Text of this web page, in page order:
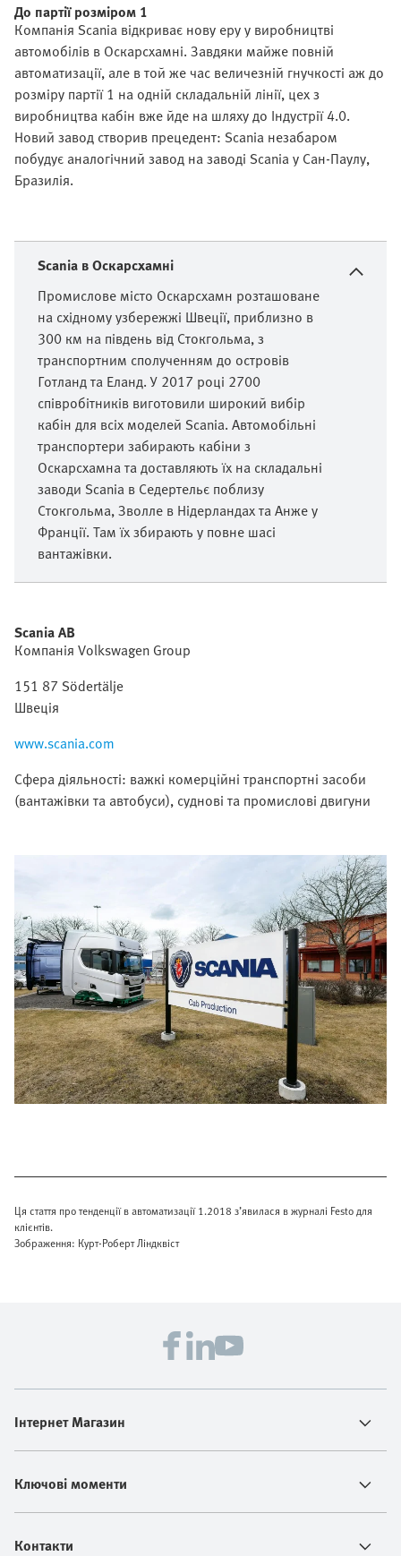
До партії розміром 1
Компанія Scania відкриває нову еру у виробництві
автомобілів в Оскарсхамні. Завдяки майже повній
автоматизації, але в той же час величезній гнучкості аж до
розміру партії 1 на одній складальній лінії, цех з
виробництва кабін вже йде на шляху до Індустрії 4.0.
Новий завод створив прецедент: Scania незабаром
побудує аналогічний завод на заводі Scania у Сан-Паулу,
Бразилія.
Scania в Оскарсхамні
Промислове місто Оскарсхамн розташоване
на східному узбережжі Швеції, приблизно в
300 км на південь від Стокгольма, з
транспортним сполученням до островів
Готланд та Еланд. У 2017 році 2700
співробітників виготовили широкий вибір
кабін для всіх моделей Scania. Автомобільні
транспортери забирають кабіни з
Оскарсхамна та доставляють їх на складальні
заводи Scania в Седертельє поблизу
Стокгольма, Зволле в Нідерландах та Анже у
Франції. Там їх збирають у повне шасі
вантажівки.
Scania AB
Компанія Volkswagen Group
151 87 Södertälje
Швеція
www.scania.com
Сфера діяльності: важкі комерційні транспортні засоби
(вантажівки та автобуси), суднові та промислові двигуни
Ця стаття про тенденції в автоматизації 1.2018 з’явилася в журналі Festo для
клієнтів.
Зображення: Курт-Роберт Ліндквіст
Інтернет Магазин
Ключові моменти
Контакти